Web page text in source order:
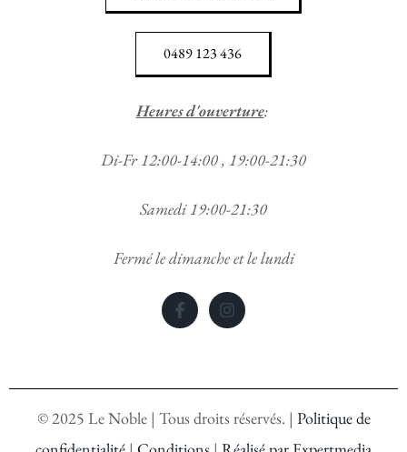
0489 123 436
Heures d'ouverture:
Di-Fr 12:00-14:00 , 19:00-21:30
Samedi 19:00-21:30
Fermé le dimanche et le lundi
©2025 Le Noble | Tous droits réservés. | Politique de